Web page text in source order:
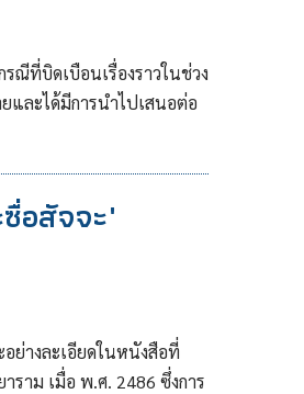
ณีที่บิดเบือนเรื่องราวในช่วง
ละได้มีการนำไปเสนอต่อ
อสัจจะ"
ย่างละเอียดในหนังสือที่
าม เมื่อ พ.ศ. 2486 ซึ่งการ